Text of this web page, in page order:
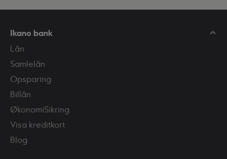
Ikano bank
Lån
Samlelån
Opsparing
Billån
ØkonomiSikring
Visa kreditkort
Blog